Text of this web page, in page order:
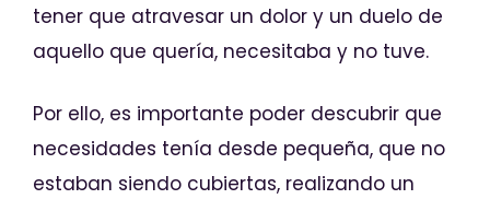
tener que atravesar un dolor y un duelo de
aquello que quería, necesitaba y no tuve.
Por ello, es importante poder descubrir que
necesidades tenía desde pequeña, que no
estaban siendo cubiertas, realizando un